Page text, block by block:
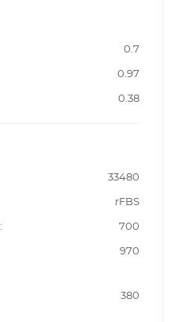
0.7
0.97
0.38
33480
rFBS
700
970
380